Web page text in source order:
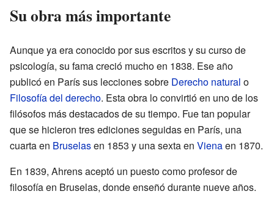
Su obra más importante
Aunque ya era conocido por sus escritos y su curso de
psicología, su fama creció mucho en 1838. Ese año
publicó en París sus lecciones sobre Derecho natural o
Filosofía del derecho. Esta obra lo convirtió en uno de los
filósofos más destacados de su tiempo. Fue tan popular
que se hicieron tres ediciones seguidas en París, una
cuarta en Bruselasen 1853 y una sexta en Vienaen 1870.
En 1839, Ahrens aceptó un puesto como profesor de
filosofía en Bruselas, donde enseñó durante nueve años.